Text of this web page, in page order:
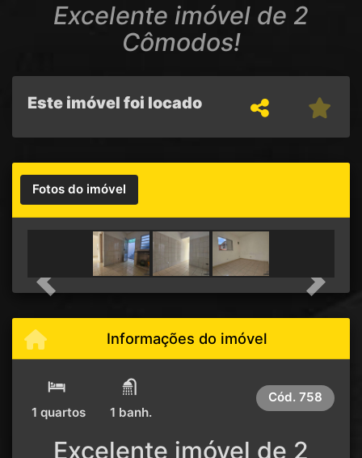
Excelente imóvel de 2
Cômodos!
Este imóvel foi locado
Fotos do imóvel
Previous Next
Informações do imóvel
1 quartos 1 banh.
Cód. 758
Excelente imóvel de 2